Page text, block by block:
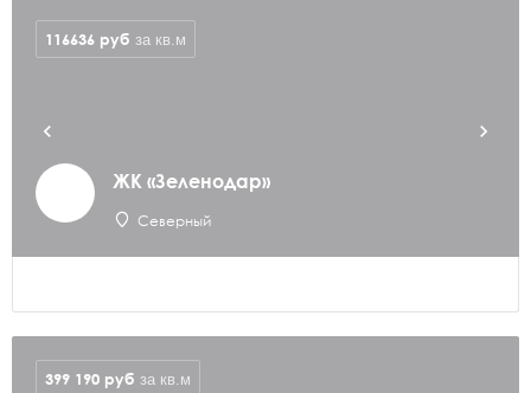
ЖК «Зеленодар»
Северный
116636 руб за кв.м
399 190 руб за кв.м